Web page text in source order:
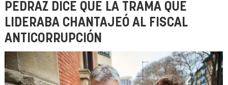
PEDRAZ DICE QUE LA TRAMA QUE
LIDERABA CHANTAJEÓ AL FISCAL
ANTICORRUPCIÓN